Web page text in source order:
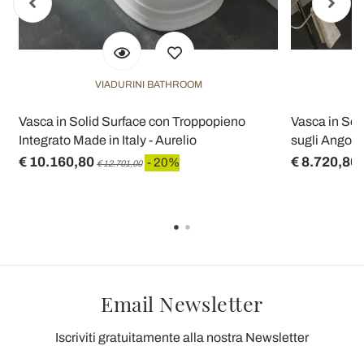
VIADURINI BATHROOM
Vasca in Solid Surface con Troppopieno
Integrato Made in Italy - Aurelio
€ 10.160,80 € 12.701,00 - 20%
Vasca in
sugli Angoli
€ 8.720,80
Email Newsletter
Iscriviti gratuitamente alla nostra Newsletter